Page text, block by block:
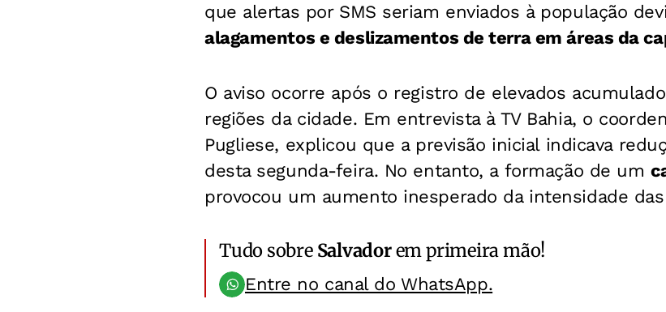
que alertas por SMS seriam enviados à população
alagamentos e deslizamentos de terra em áreas da
O aviso ocorre após o registro de elevados
regiões da cidade. Em entrevista à TV Bahia, o
Pugliese, explicou que a previsão inicial indicava
desta segunda-feira. No entanto, a formação de um
provocou um aumento inesperado da intensidade
Tudo sobre Salvadorem primeira mão!
Entre no canal do WhatsApp.